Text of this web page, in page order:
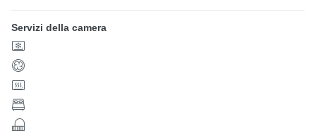
Servizi della camera